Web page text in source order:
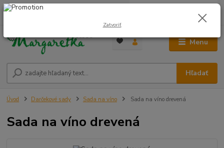
Menu
Hľadať
0948 236 042
0,00 €
Úvod Darčekové sady Sada na víno Sada na víno drevená
Sada na víno drevená
Zatvoriť